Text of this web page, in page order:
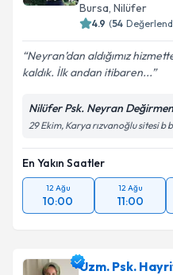
Bursa, Nilüfer
4.9 (54
Neyran’dan aldığımız
kaldık. İlk andan itibaren...
Nilüfer Psk. Neyran
29 Ekim, Karya rızvanoğlu sitesi b
En Yakın Saatler
12 Ağu
10:00
12 Ağu
11:00
Uzm. Psk.